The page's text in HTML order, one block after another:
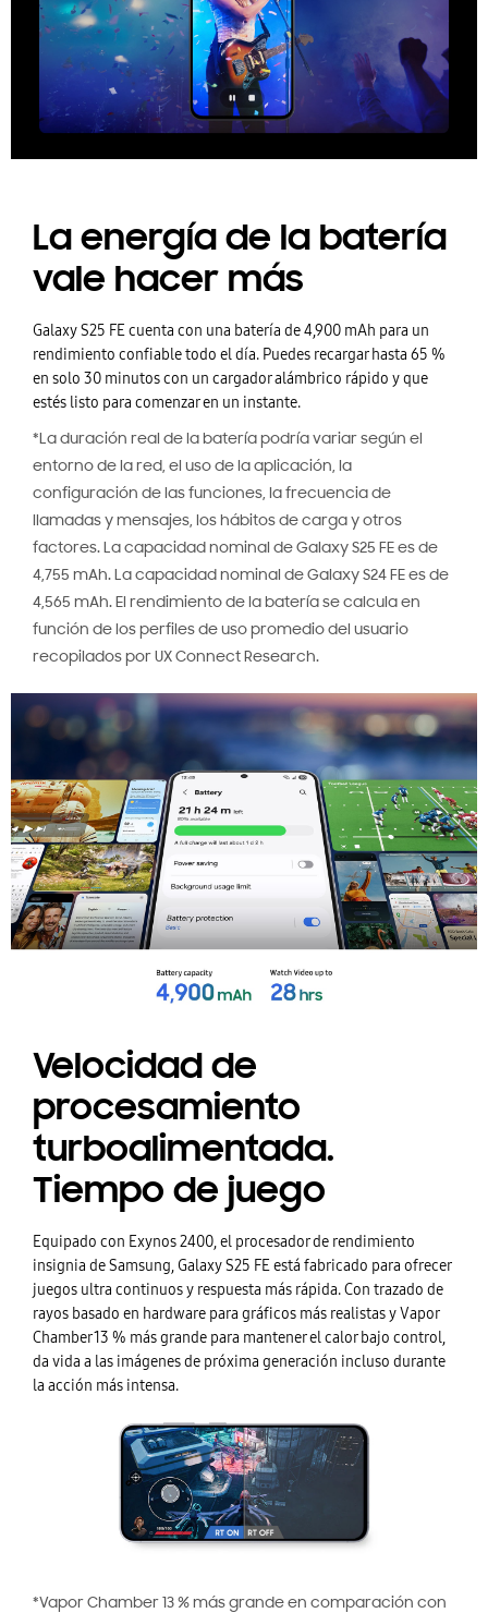
La energía de la batería
vale hacer más
Galaxy S25 FE cuenta con una batería de 4,900 mAh para un
rendimiento confiable todo el día. Puedes recargar hasta 65 %
en solo 30 minutos con un cargador alámbrico rápido y que
estés listo para comenzar en un instante.
*La duración real de la batería podría variar según el
entorno de la red, el uso de la aplicación, la
configuración de las funciones, la frecuencia de
llamadas y mensajes, los hábitos de carga y otros
factores. La capacidad nominal de Galaxy S25 FE es de
4,755 mAh. La capacidad nominal de Galaxy S24 FE es de
4,565 mAh. El rendimiento de la batería se calcula en
función de los perfiles de uso promedio del usuario
recopilados por UX Connect Research.
Velocidad de
procesamiento
turboalimentada.
Tiempo de juego
Equipado con Exynos 2400, el procesador de rendimiento
insignia de Samsung, Galaxy S25 FE está fabricado para ofrecer
juegos ultra continuos y respuesta más rápida. Con trazado de
rayos basado en hardware para gráficos más realistas y Vapor
Chamber 13 % más grande para mantener el calor bajo control,
da vida a las imágenes de próxima generación incluso durante
la acción más intensa.
*Vapor Chamber 13 % más grande en comparación con